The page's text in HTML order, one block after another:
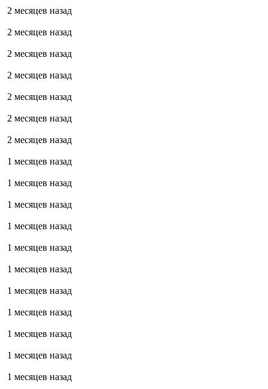
2 месяцев назад
2 месяцев назад
2 месяцев назад
2 месяцев назад
2 месяцев назад
2 месяцев назад
2 месяцев назад
1 месяцев назад
1 месяцев назад
1 месяцев назад
1 месяцев назад
1 месяцев назад
1 месяцев назад
1 месяцев назад
1 месяцев назад
1 месяцев назад
1 месяцев назад
1 месяцев назад